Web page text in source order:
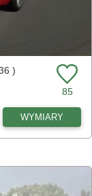
)
85
WYMIARY